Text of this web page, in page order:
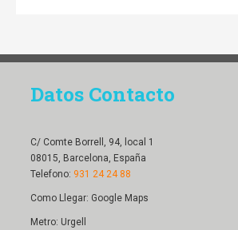
Datos Contacto
C/ Comte Borrell, 94, local 1
08015, Barcelona, España
Telefono: 931 24 24 88
Como Llegar: Google Maps
Metro: Urgell